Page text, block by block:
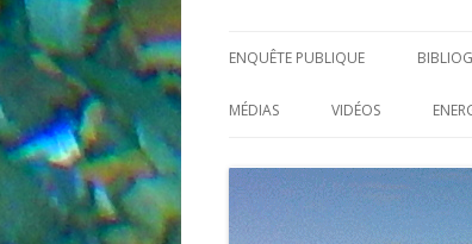
ENQUÊTE PUBLIQUE
BRUIT
MÉDIAS VIDÉOS